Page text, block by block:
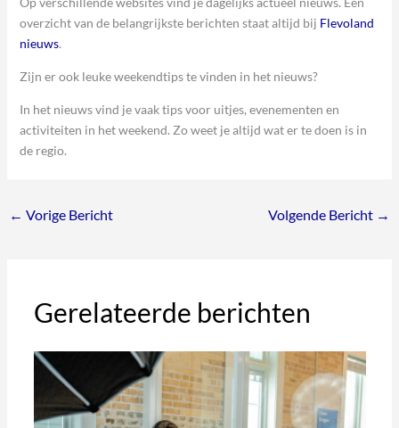
overzicht van de belangrijkste berichten staat altijd bij Flevoland
nieuws.
Zijn er ook leuke weekendtips te vinden in het nieuws?
In het nieuws vind je vaak tips voor uitjes, evenementen en
activiteiten in het weekend. Zo weet je altijd wat er te doen is in
de regio.
← Vorige Bericht Volgende Bericht →
Gerelateerde berichten